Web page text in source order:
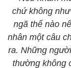
chứ không
ngã thế nào
nhân một câu
ra. Những
thường không